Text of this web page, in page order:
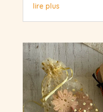
lire plus